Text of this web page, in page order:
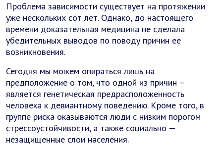
Проблема зависимости существует на протяжении
уже нескольких сот лет. Однако, до настоящего
времени доказательная медицина не сделала
убедительных выводов по поводу причин ее
возникновения.
Сегодня мы можем опираться лишь на
предположение о том, что одной из причин –
является генетическая предрасположенность
человека к девиантному поведению. Кроме того, в
группе риска оказываются люди с низким порогом
стрессоустойчивости, а также социально —
незащищенные слои населения.